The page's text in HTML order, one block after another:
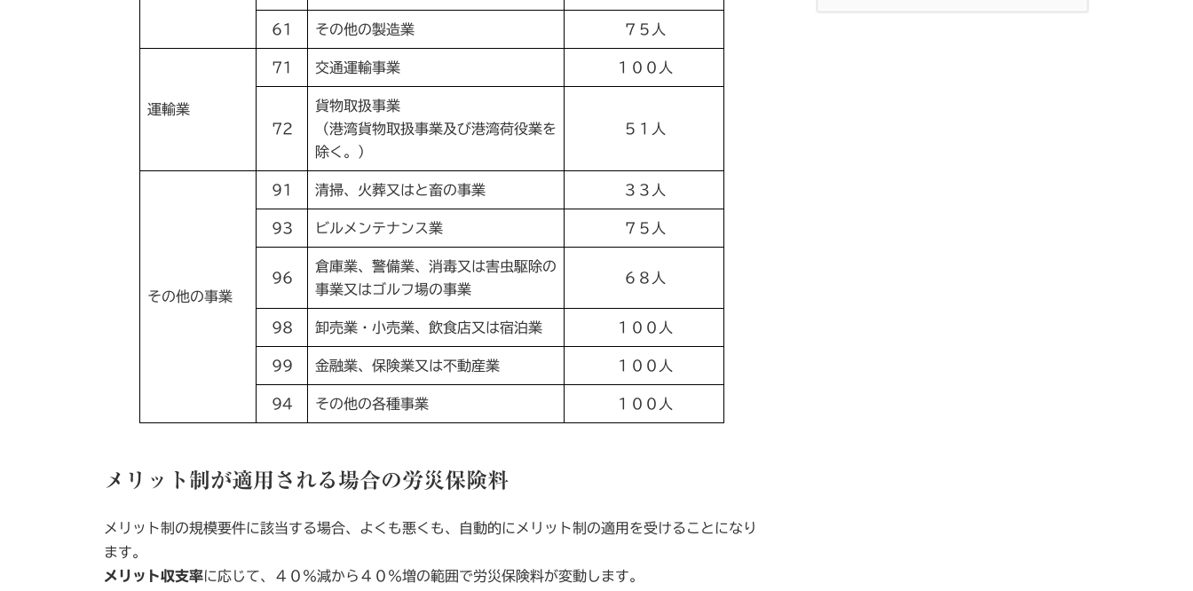
61 その他の製造業 ７５人
運輸業
71 交通運輸事業 １００人
72
貨物取扱事業
（港湾貨物取扱事業及び港湾荷役業を
除く。）
５１人
その他の事業
91 清掃、火葬又はと畜の事業 ３３人
93 ビルメンテナンス業 ７５人
96
倉庫業、警備業、消毒又は害虫駆除の
事業又はゴルフ場の事業
６８人
98 卸売業・小売業、飲食店又は宿泊業 １００人
99 金融業、保険業又は不動産業 １００人
94 その他の各種事業 １００人
メリット制が適用される場合の労災保険料
メリット制の規模要件に該当する場合、よくも悪くも、自動的にメリット制の適用を受けることになり
ます。
メリット収支率に応じて、４０％減から４０％増の範囲で労災保険料が変動します。